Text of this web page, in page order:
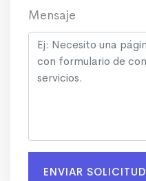
Mensaje
ENVIAR SOLICITUD